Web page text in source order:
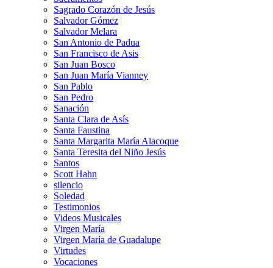
Sagrado Corazón de Jesús
Salvador Gómez
Salvador Melara
San Antonio de Padua
San Francisco de Asis
San Juan Bosco
San Juan María Vianney
San Pablo
San Pedro
Sanación
Santa Clara de Asís
Santa Faustina
Santa Margarita María Alacoque
Santa Teresita del Niño Jesús
Santos
Scott Hahn
silencio
Soledad
Testimonios
Videos Musicales
Virgen María
Virgen María de Guadalupe
Virtudes
Vocaciones